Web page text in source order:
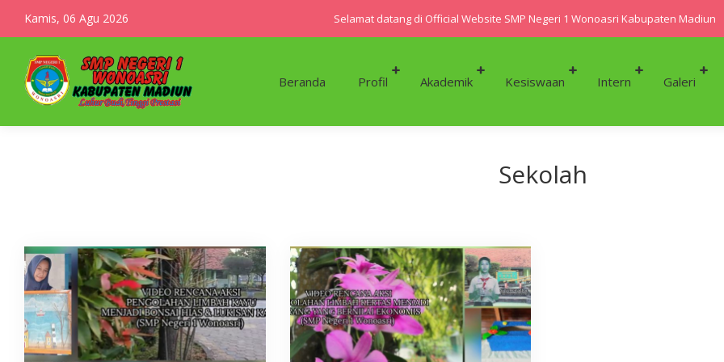
Kamis, 06 Agu 2026 Selamat datang di Official Website SMP Negeri 1 Wonoasri Kabupaten Madiun
Beranda Profil Akademik Kesiswaan Intern Galeri
Sekolah